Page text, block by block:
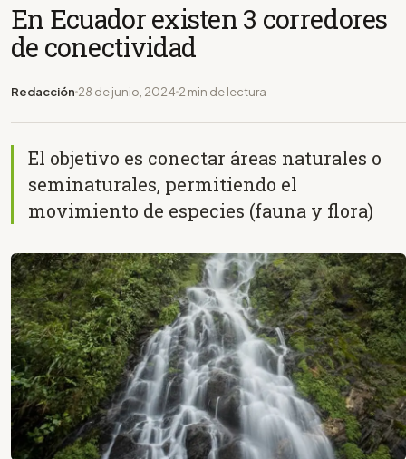
En Ecuador existen 3 corredores
de conectividad
Redacción 28 de junio, 2024 2 min de lectura
El objetivo es conectar áreas naturales o
seminaturales, permitiendo el
movimiento de especies (fauna y flora)